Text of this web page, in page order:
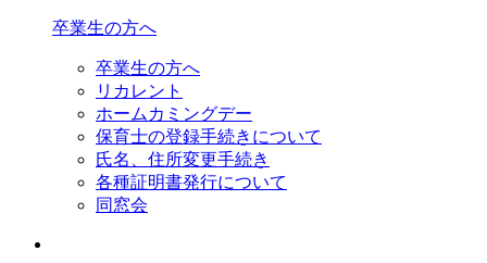
卒業生の方へ
卒業生の方へ
リカレント
ホームカミングデー
保育士の登録手続きについて
氏名、住所変更手続き
各種証明書発行について
同窓会